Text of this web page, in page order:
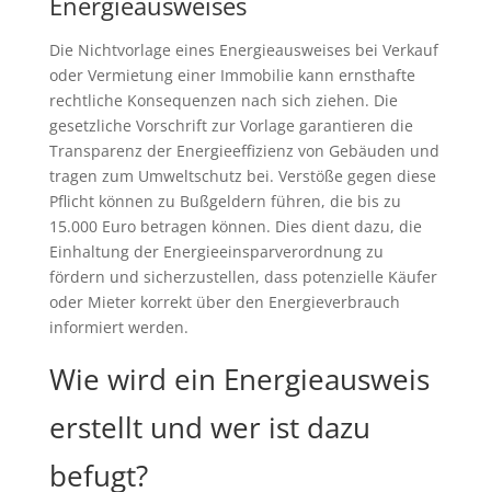
Die Nichtvorlage eines Energieausweises bei Verkauf
oder Vermietung einer Immobilie kann ernsthafte
rechtliche Konsequenzen nach sich ziehen. Die
gesetzliche Vorschrift zur Vorlage garantieren die
Transparenz der Energieeffizienz von Gebäuden und
tragen zum Umweltschutz bei. Verstöße gegen diese
Pflicht können zu Bußgeldern führen, die bis zu
15.000 Euro betragen können. Dies dient dazu, die
Einhaltung der Energieeinsparverordnung zu
fördern und sicherzustellen, dass potenzielle Käufer
oder Mieter korrekt über den Energieverbrauch
informiert werden.
Wie wird ein Energieausweis
erstellt und wer ist dazu
befugt?